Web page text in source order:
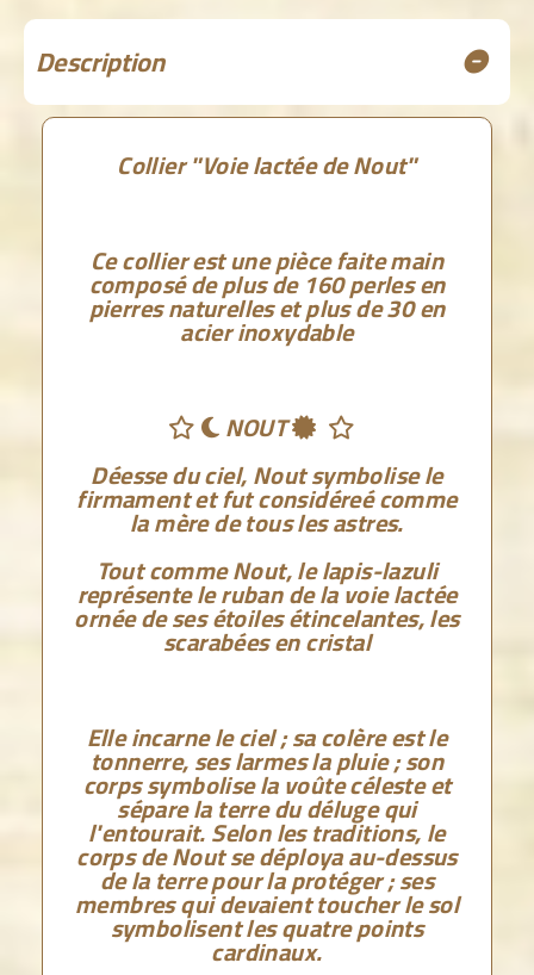
Description
Collier "Voie lactée de Nout"
Ce collier est une pièce faite main
composé de plus de 160 perles en
pierres naturelles et plus de 30 en
acier inoxydable
  NOUT 
Déesse du ciel, Nout symbolise le
firmament et fut considéreé comme
la mère de tous les astres.
Tout comme Nout, le lapis-lazuli
représente le ruban de la voie lactée
ornée de ses étoiles étincelantes, les
scarabées en cristal
Elle incarne le ciel ; sa colère est le
tonnerre, ses larmes la pluie ; son
corps symbolise la voûte céleste et
sépare la terre du déluge qui
l'entourait. Selon les traditions, le
corps de Nout se déploya au-dessus
de la terre pour la protéger ; ses
membres qui devaient toucher le sol
symbolisent les quatre points
cardinaux.